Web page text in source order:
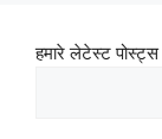
हमारे लेटेस्ट